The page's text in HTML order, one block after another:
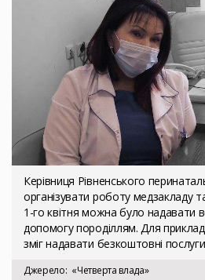
Керівниця Рівненського
організувати роботу медзакладу
1-го квітня можна було надавати
допомогу породіллям. Для
зміг надавати безкоштовні
Джерело «Четверта влада»